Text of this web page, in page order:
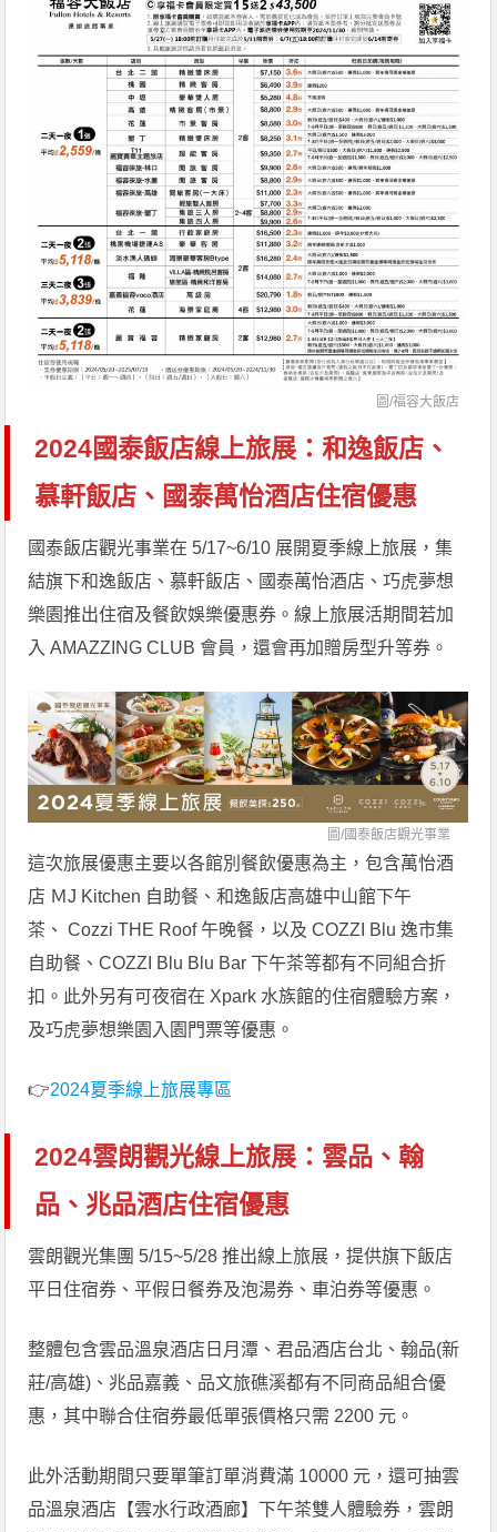
圖/福容大飯店
2024國泰飯店線上旅展：和逸飯店、
慕軒飯店、國泰萬怡酒店住宿優惠
國泰飯店觀光事業在 5/17~6/10 展開夏季線上旅展，集
結旗下和逸飯店、慕軒飯店、國泰萬怡酒店、巧虎夢想
樂園推出住宿及餐飲娛樂優惠券。線上旅展活期間若加
入 AMAZZING CLUB 會員，還會再加贈房型升等券。
圖/國泰飯店觀光事業
這次旅展優惠主要以各館別餐飲優惠為主，包含萬怡酒
店 ＭJ Kitchen 自助餐、和逸飯店高雄中山館下午
茶、 Cozzi THE Roof 午晚餐，以及 COZZI Blu 逸市集
自助餐、COZZI Blu Blu Bar 下午茶等都有不同組合折
扣。此外另有可夜宿在 Xpark 水族館的住宿體驗方案，
及巧虎夢想樂園入園門票等優惠。
👉2024夏季線上旅展專區
2024雲朗觀光線上旅展：雲品、翰
品、兆品酒店住宿優惠
雲朗觀光集團 5/15~5/28 推出線上旅展，提供旗下飯店
平日住宿券、平假日餐券及泡湯券、車泊券等優惠。
整體包含雲品溫泉酒店日月潭、君品酒店台北、翰品(新
莊/高雄)、兆品嘉義、品文旅礁溪都有不同商品組合優
惠，其中聯合住宿券最低單張價格只需 2200 元。
此外活動期間只要單筆訂單消費滿 10000 元，還可抽雲
品溫泉酒店【雲水行政酒廊】下午茶雙人體驗券，雲朗